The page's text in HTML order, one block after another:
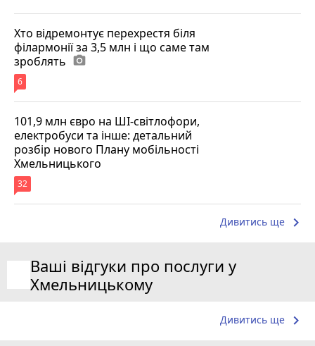
Хто відремонтує перехрестя біля
філармонії за 3,5 млн і що саме там
зроблять photo_camera
6
101,9 млн євро на ШІ-світлофори,
електробуси та інше: детальний
розбір нового Плану мобільності
Хмельницького
32
Дивитись ще keyboard_arrow_right
Ваші відгуки про послуги у
Хмельницькому
Дивитись ще keyboard_arrow_right